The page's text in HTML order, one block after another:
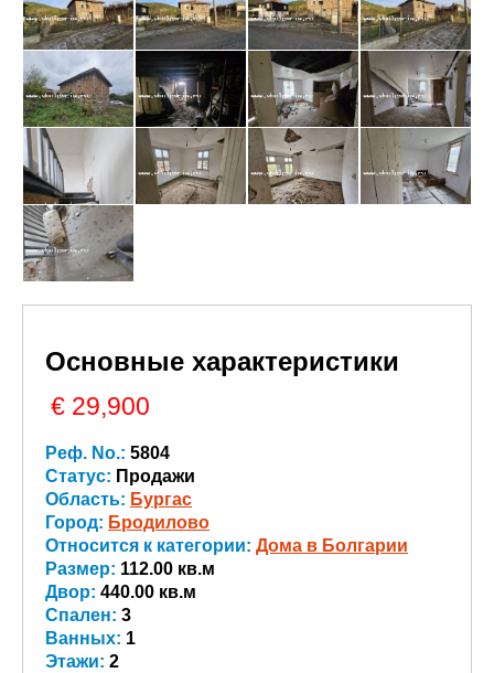
Основные характеристики
€ 29,900
Реф. No.: 5804
Статус: Продажи
Область: Бургас
Город: Бродилово
Относится к категории: Дома в Болгарии
Размер: 112.00 кв.м
Двор: 440.00 кв.м
Спален: 3
Ванных: 1
Этажи: 2